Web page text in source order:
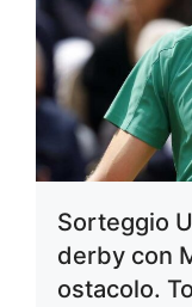
Sorteggio
derby con
ostacolo.